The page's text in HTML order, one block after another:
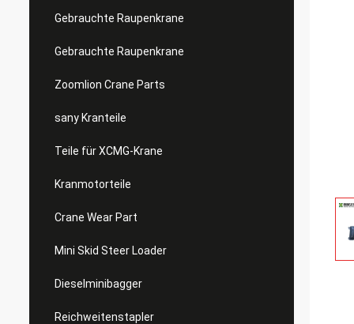
Gebrauchte Raupenkrane
Gebrauchte Raupenkrane
Zoomlion Crane Parts
sany Kranteile
Teile für XCMG-Krane
Kranmotorteile
Crane Wear Part
Mini Skid Steer Loader
Dieselminibagger
Reichweitenstapler